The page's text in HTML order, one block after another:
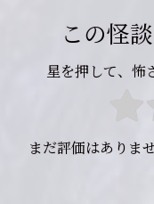
この怪
星を押して、怖
まだ評価はありま